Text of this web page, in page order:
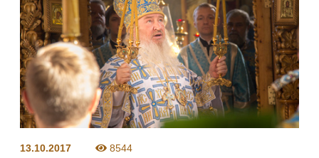
13.10.2017 8544